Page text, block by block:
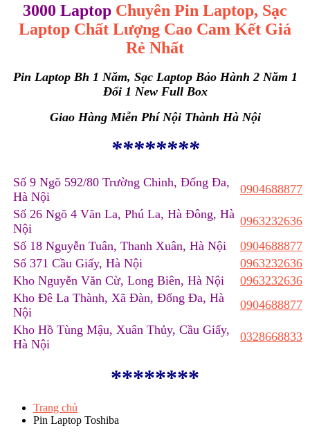
3000 Laptop Chuyên Pin Laptop, Sạc
Laptop Chất Lượng Cao Cam Kết Giá
Rẻ Nhất
Pin Laptop Bh 1 Năm, Sạc Laptop Bảo Hành 2 Năm 1
Đổi 1 New Full Box
Giao Hàng Miễn Phí Nội Thành Hà Nội
********
Số 9 Ngõ 592/80 Trường Chinh, Đống Đa,
Hà Nội
0904688877
Số 26 Ngõ 4 Văn La, Phú La, Hà Đông, Hà
Nội
0963232636
Số 18 Nguyễn Tuân, Thanh Xuân, Hà Nội
0904688877
Số 371 Cầu Giấy, Hà Nội
0963232636
Kho Nguyễn Văn Cừ, Long Biên, Hà Nội
0963232636
Kho Đê La Thành, Xã Đàn, Đống Đa, Hà
Nội
0904688877
Kho Hồ Tùng Mậu, Xuân Thủy, Cầu Giấy,
Hà Nội
0328668833
********
Trang chủ
Pin Laptop Toshiba